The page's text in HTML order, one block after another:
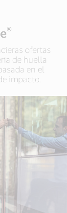
®
ofertas
de huella
en el
impacto.